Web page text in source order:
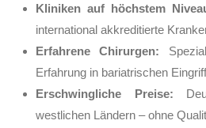
Kliniken auf höchstem
international akkreditierte
Erfahrene Chirurgen:
Erfahrung in bariatrischen
Erschwingliche Preise:
westlichen Ländern – ohne